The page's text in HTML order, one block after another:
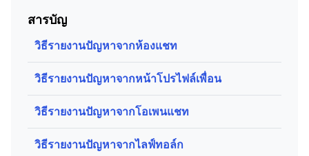
สารบัญ
วิธีรายงานปัญหาจากห้องแชท
วิธีรายงานปัญหาจากหน้าโปรไฟล์เพื่อน
วิธีรายงานปัญหาจากโอเพนแชท
วิธีรายงานปัญหาจากไลฟ์ทอล์ก